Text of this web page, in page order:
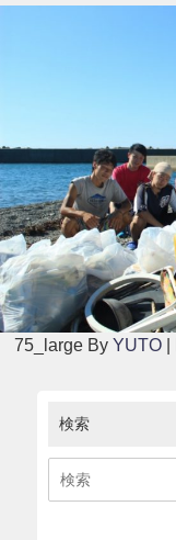
75_large By YUTO
検索